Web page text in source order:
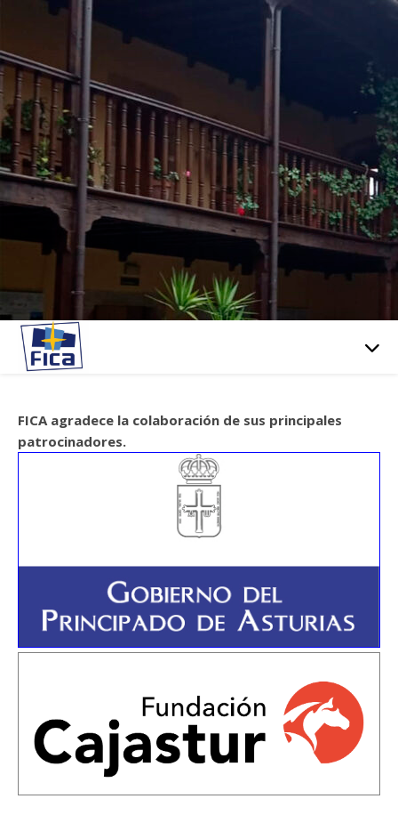
FICA agradece la colaboración de sus principales
patrocinadores.